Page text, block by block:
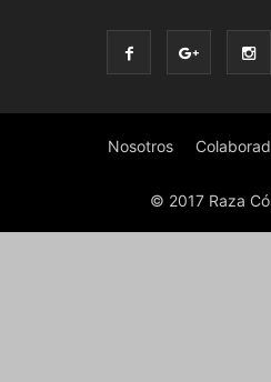
Nosotros
© 2017 Raza